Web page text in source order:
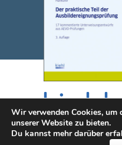
© 2025 NWB Verlag. Kiehl
Wir verwenden Cookies,
unserer Website zu bieten.
Du kannst mehr darüber